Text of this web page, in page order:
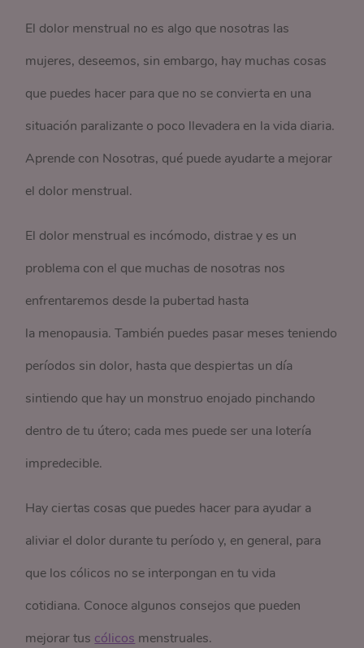
El dolor menstrual no es algo que nosotras las
mujeres, deseemos, sin embargo, hay muchas cosas
que puedes hacer para que no se convierta en una
situación paralizante o poco llevadera en la vida diaria.
Aprende con Nosotras, qué puede ayudarte a mejorar
el dolor menstrual.
El dolor menstrual es incómodo, distrae y es un
problema con el que muchas de nosotras nos
enfrentaremos desde la pubertad hasta
la menopausia. También puedes pasar meses teniendo
períodos sin dolor, hasta que despiertas un día
sintiendo que hay un monstruo enojado pinchando
dentro de tu útero; cada mes puede ser una lotería
impredecible.
Hay ciertas cosas que puedes hacer para ayudar a
aliviar el dolor durante tu período y, en general, para
que los cólicos no se interpongan en tu vida
cotidiana. Conoce algunos consejos que pueden
mejorar tus cólicos menstruales.